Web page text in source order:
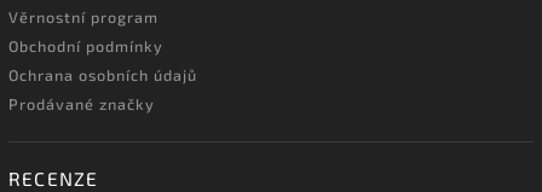
Věrnostní program
Obchodní podmínky
Ochrana osobních údajů
Prodávané značky
RECENZE